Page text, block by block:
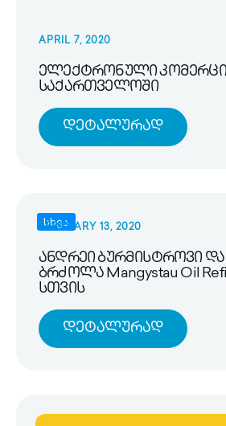
APRIL 7, 2020
ელექტრონული
საქართველოში
Დეტალურად
სხვა
FEBRUARY 13, 2020
ანდრეი ბურმისტროვი და
ბრძოლა Mangystau Oil
სთვის
Დეტალურად